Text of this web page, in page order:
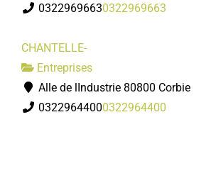
03229696630322969663
CHANTELLE-
Entreprises
Alle de lIndustrie 80800 Corbie
03229644000322964400